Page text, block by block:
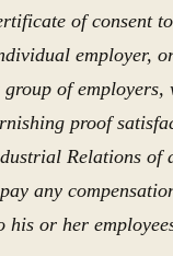
of consent
employer,
of employers,
proof
Relations of
any
his or her